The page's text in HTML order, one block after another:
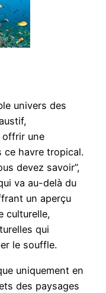
univers des
offrir une
ce havre tropical.
devez savoir”,
va au-delà du
un aperçu
culturelle,
qui
le souffle.
uniquement en
des paysages